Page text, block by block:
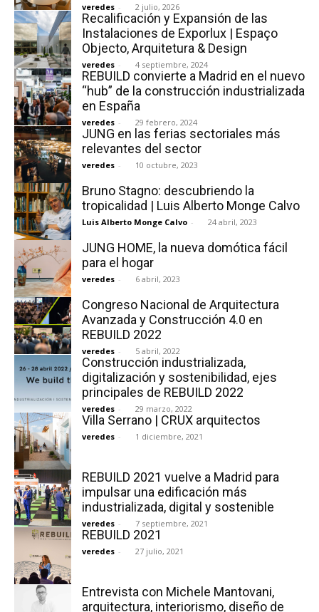
veredes - 2 julio, 2026
Recalificación y Expansión de las
Instalaciones de Exporlux | Espaço
Objecto, Arquitetura & Design
veredes - 4 septiembre, 2024
REBUILD convierte a Madrid en el nuevo
“hub” de la construcción industrializada
en España
veredes - 29 febrero, 2024
JUNG en las ferias sectoriales más
relevantes del sector
veredes - 10 octubre, 2023
Bruno Stagno: descubriendo la
tropicalidad | Luis Alberto Monge Calvo
Luis Alberto Monge Calvo - 24 abril, 2023
JUNG HOME, la nueva domótica fácil
para el hogar
veredes - 6 abril, 2023
Congreso Nacional de Arquitectura
Avanzada y Construcción 4.0 en
REBUILD 2022
veredes - 5 abril, 2022
Construcción industrializada,
digitalización y sostenibilidad, ejes
principales de REBUILD 2022
veredes - 29 marzo, 2022
Villa Serrano | CRUX arquitectos
veredes - 1 diciembre, 2021
REBUILD 2021 vuelve a Madrid para
impulsar una edificación más
industrializada, digital y sostenible
veredes - 7 septiembre, 2021
REBUILD 2021
veredes - 27 julio, 2021
Entrevista con Michele Mantovani,
arquitectura, interiorismo, diseño de